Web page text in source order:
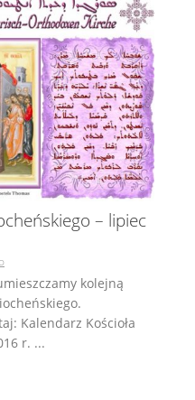
– lipiec
kolejną
Kalendarz Kościoła
r. ...